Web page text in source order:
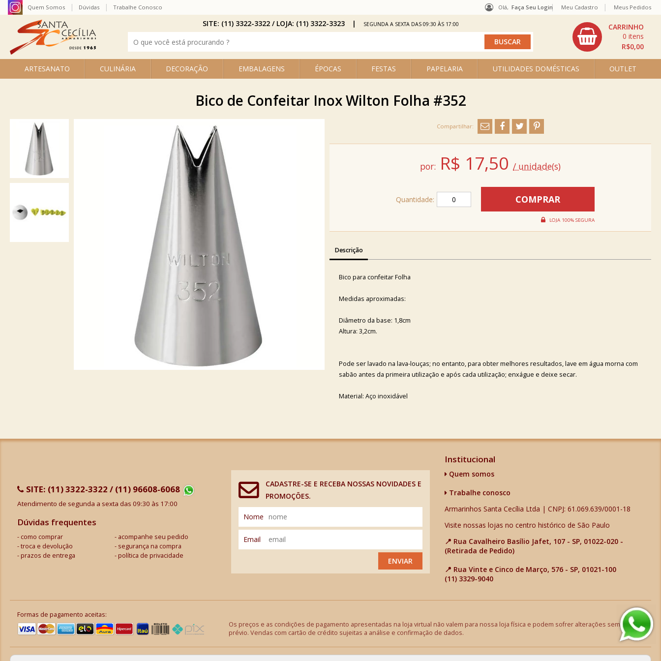
Olá, Faça Seu Login
ARTESANATO CULINÁRIA DECORAÇÃO EMBALAGENS ÉPOCAS FESTAS PAPELARIA UTILIDADES DOMÉSTICAS OUTLET
R$0,00
0
Quem Somos Dúvidas Trabalhe Conosco Meu Cadastro Meus Pedidos
SITE: (11) 3322-3322 / LOJA: (11) 3322-3323 SEGUNDA A SEXTA DAS 09:30 ÀS 17:00
Bico de Confeitar Inox Wilton Folha #352
por: R$ 17,50 / unidade(s)
Quantidade:
Descrição
Bico para confeitar Folha
Medidas aproximadas:
Diâmetro da base: 1,8cm
Altura: 3,2cm.
Pode ser lavado na lava-louças; no entanto, para obter melhores resultados, lave em água morna com
sabão antes da primeira utilização e após cada utilização; enxágue e deixe secar.
Material: Aço inoxidável
SITE: (11) 3322-3322 / (11) 96608-6068
Atendimento de segunda a sexta das 09:30 às 17:00
Dúvidas frequentes
como comprar
acompanhe seu pedido
troca e devolução
segurança na compra
prazos de entrega
política de privacidade
CADASTRE-SE E RECEBA NOSSAS NOVIDADES E
PROMOÇÕES.
Nome
Email
ENVIAR
Institucional
Quem somos
Trabalhe conosco
Armarinhos Santa Cecília Ltda | CNPJ: 61.069.639/0001-18
Visite nossas lojas no centro histórico de São Paulo
📍 Rua Cavalheiro Basílio Jafet, 107 - SP, 01022-020 -
(Retirada de Pedido)
📍 Rua Vinte e Cinco de Março, 576 - SP, 01021-100
(11) 3329-9040
Formas de pagamento aceitas:
Os preços e as condições de pagamento apresentadas na loja virtual não valem para nossa loja física e podem sofrer alterações sem aviso
prévio. Vendas com cartão de crédito sujeitas a análise e confirmação de dados.